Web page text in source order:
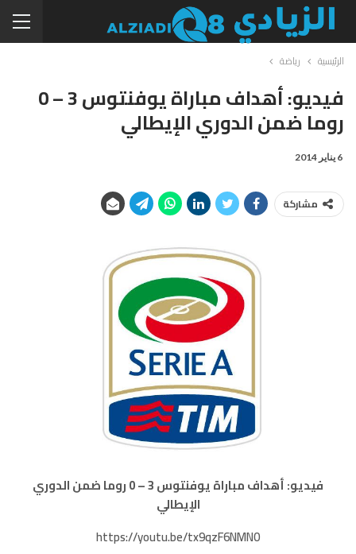
الرئيسية رياضة
فيديو: أهداف مباراة يوفنتوس 3 – 0
روما ضمن الدوري الإيطالي
6 يناير 2014
مشاركة
فيديو: أهداف مباراة يوفنتوس 3 – 0 روما ضمن الدوري
الإيطالي
https://youtu.be/tx9qzF6NMN0